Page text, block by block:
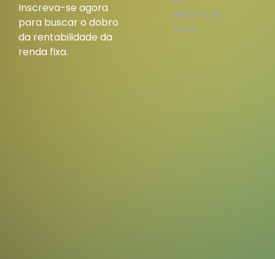
Inscreva-se agora
para buscar o dobro
da rentabilidade da
renda fixa.